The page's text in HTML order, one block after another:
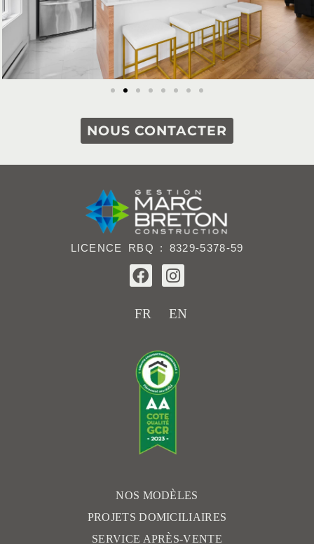
NOUS CONTACTER
LICENCE RBQ : 8329-5378-59
F
a
e
o
o
k
I
n
t
r
a
m
FR EN
NOS MODÈLES
PROJETS DOMICILIAIRES
SERVICE APRÈS-VENTE